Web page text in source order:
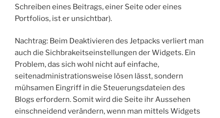
Schreiben eines Beitrags, einer Seite oder eines
Portfolios, ist er unsichtbar).
Nachtrag: Beim Deaktivieren des Jetpacks verliert man
auch die Sichbrakeitseinstellungen der Widgets. Ein
Problem, das sich wohl nicht auf einfache,
seitenadministrationsweise lösen lässt, sondern
mühsamen Eingriff in die Steuerungsdateien des
Blogs erfordern. Somit wird die Seite ihr Aussehen
einschneidend verändern, wenn man mittels Widgets